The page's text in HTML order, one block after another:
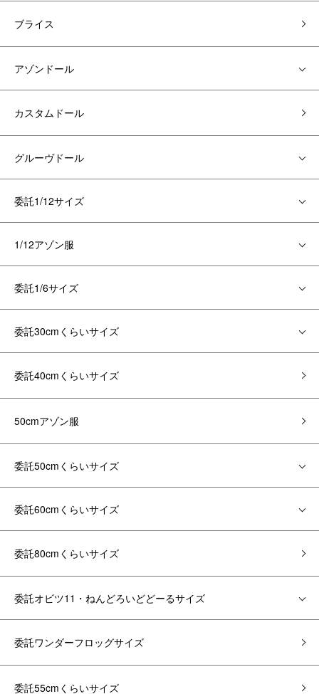
ブライス
アゾンドール
カスタムドール
グルーヴドール
委託1/12サイズ
1/12アゾン服
委託1/6サイズ
委託30cmくらいサイズ
委託40cmくらいサイズ
50cmアゾン服
委託50cmくらいサイズ
委託60cmくらいサイズ
委託80cmくらいサイズ
委託オビツ11・ねんどろいどどーるサイズ
委託ワンダーフロッグサイズ
委託55cmくらいサイズ